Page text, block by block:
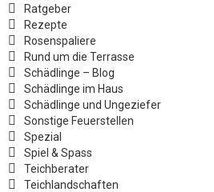
Ratgeber
Rezepte
Rosenspaliere
Rund um die Terrasse
Schädlinge – Blog
Schädlinge im Haus
Schädlinge und Ungeziefer
Sonstige Feuerstellen
Spezial
Spiel & Spass
Teichberater
Teichlandschaften